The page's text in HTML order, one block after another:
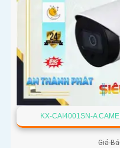
KX-CAI4001SN-A
Giá